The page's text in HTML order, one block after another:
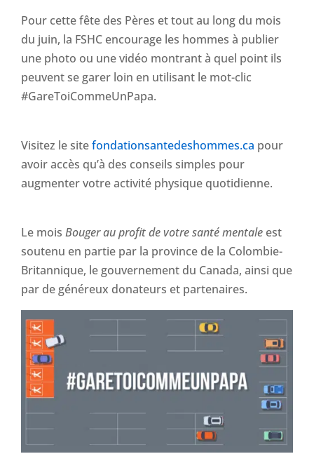
Pour cette fête des Pères et tout au long du mois
du juin, la FSHC encourage les hommes à publier
une photo ou une vidéo montrant à quel point ils
peuvent se garer loin en utilisant le mot-clic
#GareToiCommeUnPapa.
Visitez le sitefondationsantedeshommes.ca pour
avoir accès qu’à des conseils simples pour
augmenter votre activité physique quotidienne.
Le moisBouger au profit de votre santé mentale est
soutenu en partie par la province de la Colombie-
Britannique, le gouvernement du Canada, ainsi que
par de généreux donateurs et partenaires.